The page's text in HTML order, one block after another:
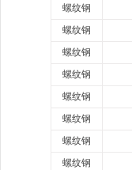
螺纹钢
螺纹钢
螺纹钢
螺纹钢
螺纹钢
螺纹钢
螺纹钢
螺纹钢